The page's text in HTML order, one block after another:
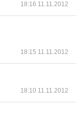
18:16 11.11.2012
18:15 11.11.2012
18:10 11.11.2012